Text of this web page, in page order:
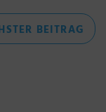
BEITRAG